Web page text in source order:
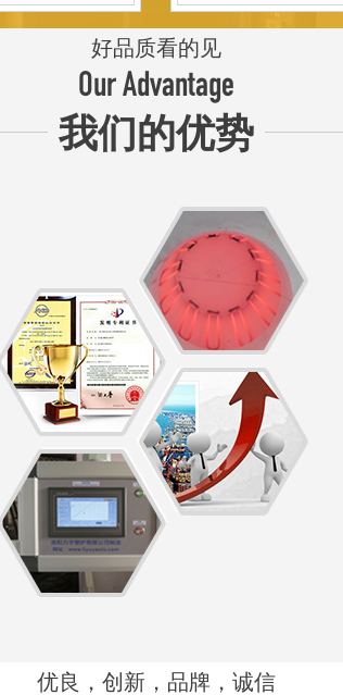
好品质看的见
Our Advantage
我们的优势
优良，创新，品牌，诚信